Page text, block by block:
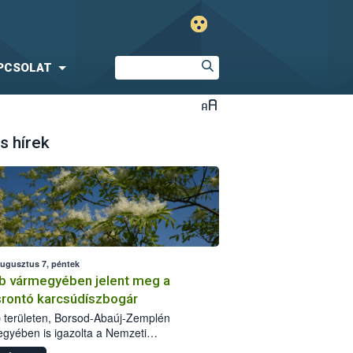
hírek
7, péntek
vármegyében jelent meg a
karcsúdíszbogár
területen, Borsod-Abaúj-Zemplén
is igazolta a Nemzeti
biztonsági Hivatal (Nébih) a